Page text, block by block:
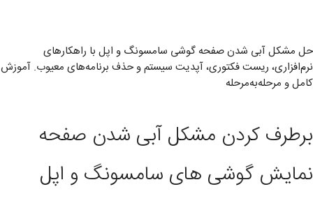
حل مشکل آبی شدن صفحه گوشی سامسونگ و اپل با راهکارهای
نرم‌افزاری، ریست فکتوری، آپدیت سیستم و حذف برنامه‌های معیوب. آموزش
کامل و مرحله‌به‌مرحله
برطرف کردن مشکل آبی شدن صفحه
نمایش گوشی های سامسونگ و اپل